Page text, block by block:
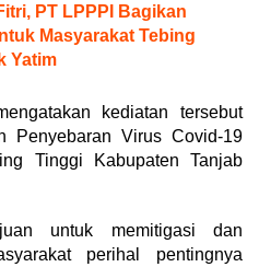
PT LPPPI Bagikan
Masyarakat Tebing
Yatim
kediatan tersebut
Penyebaran Virus Covid-19
Tinggi Kabupaten Tanjab
untuk memitigasi dan
perihal pentingnya